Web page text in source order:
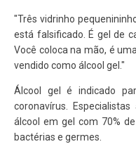
"Três vidrinho
está falsificado. É gel de
Você coloca na mão, é
vendido como álcool gel."
Álcool gel é indicado
coronavírus.
álcool em gel com 70%
bactérias e germes.